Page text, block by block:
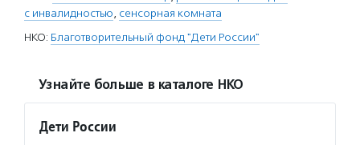
с инвалидностью, сенсорная комната
НКО: Благотворительный фонд "Дети России"
Узнайте больше в каталоге НКО
Дети России